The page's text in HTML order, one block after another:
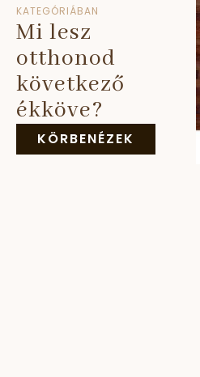
KATEGÓRIÁBAN
Mi lesz
otthonod
következő
ékköve?
KÖRBENÉZEK